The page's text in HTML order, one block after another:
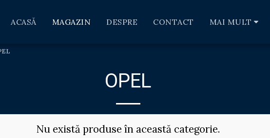
ACASĂ MAGAZIN DESPRE CONTACT MAI MULT
OPEL
Nu există produse în această categorie.